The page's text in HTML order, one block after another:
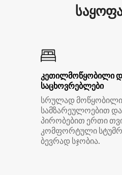
კეთილმოწყობილი
საცხოვრებლები
სრულად
სამზარეულოებით
პირობებით ერთი
კომფორტული
ბევრად სჯობია.